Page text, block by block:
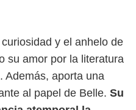
y el anhelo de
su amor por la literatura
Además, aporta una
al papel de Belle. Su